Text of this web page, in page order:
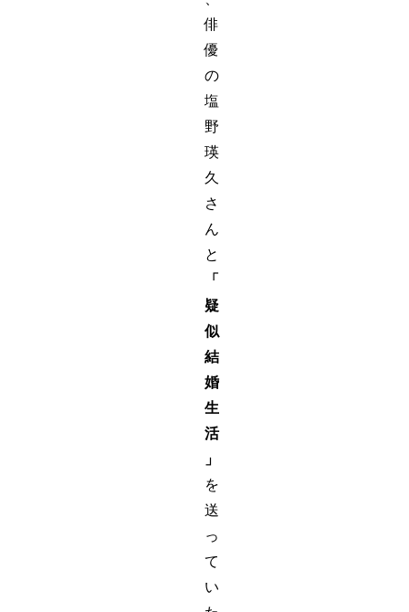
俳
優
の
塩
野
瑛
久
さ
ん
と
「
疑
似
結
婚
生
活
」
を
送
っ
て
い